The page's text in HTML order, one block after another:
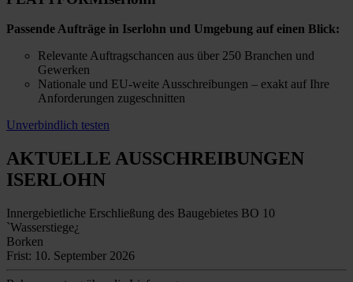
Passende Aufträge in Iserlohn und Umgebung auf einen Blick:
Relevante Auftragschancen aus über 250 Branchen und
Gewerken
Nationale und EU-weite Ausschreibungen – exakt auf Ihre
Anforderungen zugeschnitten
Unverbindlich testen
AKTUELLE AUSSCHREIBUNGEN
ISERLOHN
Innergebietliche Erschließung des Baugebietes BO 10
`Wasserstiege¿
Borken
Frist: 10. September 2026